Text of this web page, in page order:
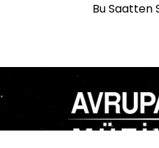
Bu Saatten